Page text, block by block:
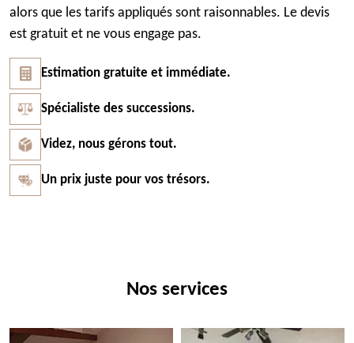
alors que les tarifs appliqués sont raisonnables. Le devis
est gratuit et ne vous engage pas.
Estimation gratuite et immédiate.
Spécialiste des successions.
Videz, nous gérons tout.
Un prix juste pour vos trésors.
Nos services